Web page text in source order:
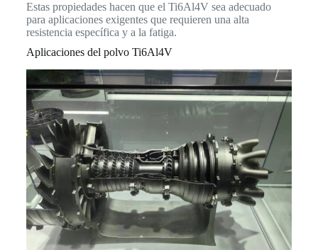
Estas propiedades hacen que el Ti6Al4V sea adecuado
para aplicaciones exigentes que requieren una alta
resistencia específica y a la fatiga.
Aplicaciones del polvo Ti6Al4V